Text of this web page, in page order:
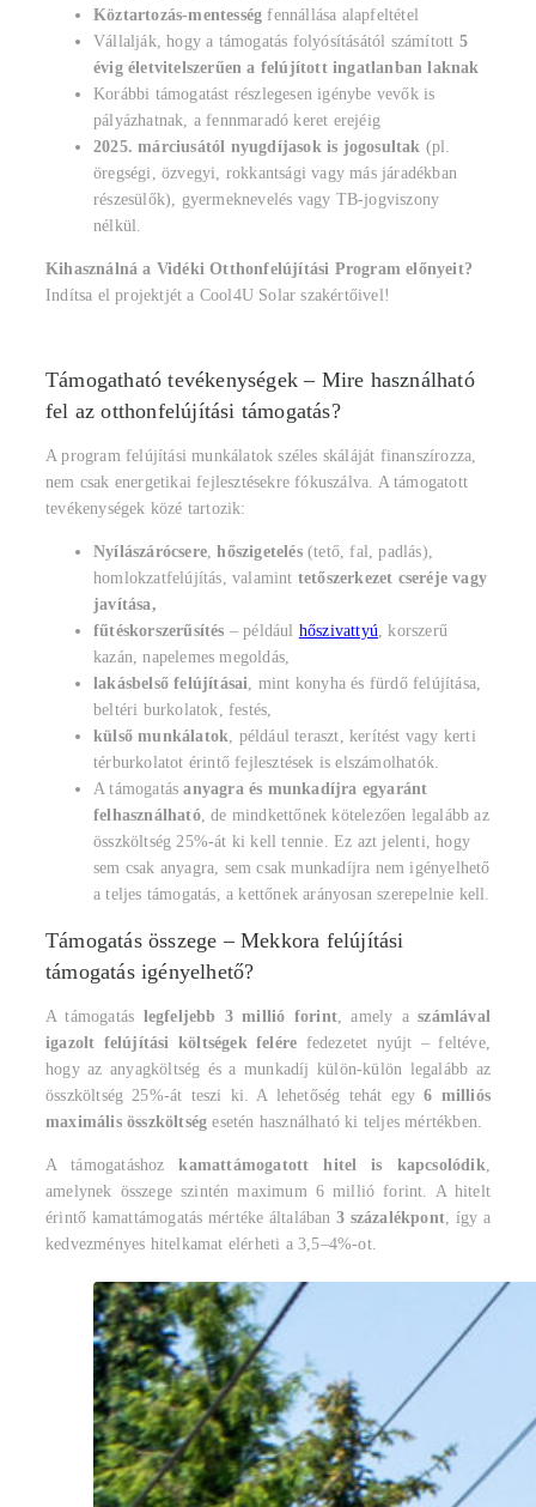
Köztartozás-mentesség fennállása alapfeltétel
Vállalják, hogy a támogatás folyósításától számított 5
évig életvitelszerűen a felújított ingatlanban laknak
Korábbi támogatást részlegesen igénybe vevők is
pályázhatnak, a fennmaradó keret erejéig
2025. márciusától nyugdíjasok is jogosultak (pl.
öregségi, özvegyi, rokkantsági vagy más járadékban
részesülők), gyermeknevelés vagy TB-jogviszony
nélkül.
Kihasználná a Vidéki Otthonfelújítási Program előnyeit?
Indítsa el projektjét a Cool4U Solar szakértőivel!
Támogatható tevékenységek – Mire használható
fel az otthonfelújítási támogatás?
A program felújítási munkálatok széles skáláját finanszírozza,
nem csak energetikai fejlesztésekre fókuszálva. A támogatott
tevékenységek közé tartozik:
Nyílászárócsere,hőszigetelés(tető, fal, padlás),
homlokzatfelújítás, valamint tetőszerkezet cseréje vagy
javítása,
fűtéskorszerűsítés – például hőszivattyú, korszerű
kazán, napelemes megoldás,
lakásbelső felújításai, mint konyha és fürdő felújítása,
beltéri burkolatok, festés,
külső munkálatok, például teraszt, kerítést vagy kerti
térburkolatot érintő fejlesztések is elszámolhatók.
A támogatásanyagra és munkadíjra egyaránt
felhasználható, de mindkettőnek kötelezően legalább az
összköltség 25%-át ki kell tennie. Ez azt jelenti, hogy
sem csak anyagra, sem csak munkadíjra nem igényelhető
a teljes támogatás, a kettőnek arányosan szerepelnie kell.
Támogatás összege – Mekkora felújítási
támogatás igényelhető?
A támogatás legfeljebb 3 millió forint, amely aszámlával
igazolt felújítási költségek felére fedezetet nyújt – feltéve,
hogy az anyagköltség és a munkadíj külön-külön legalább az
összköltség 25%-át teszi ki. A lehetőség tehát egy6 milliós
maximális összköltség esetén használható ki teljes mértékben.
A támogatáshozkamattámogatott hitel is kapcsolódik,
amelynek összege szintén maximum 6 millió forint. A hitelt
érintő kamattámogatás mértéke általában3 százalékpont, így a
kedvezményes hitelkamat elérheti a 3,5–4%-ot.